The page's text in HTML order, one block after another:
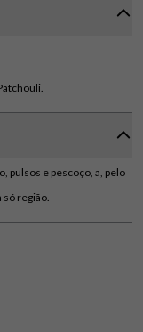
pulsos e pescoço, a, pelo
região.